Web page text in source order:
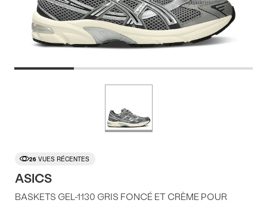
26 VUES RÉCENTES
ASICS
BASKETS GEL-1130 GRIS FONCÉ ET CRÈME POUR